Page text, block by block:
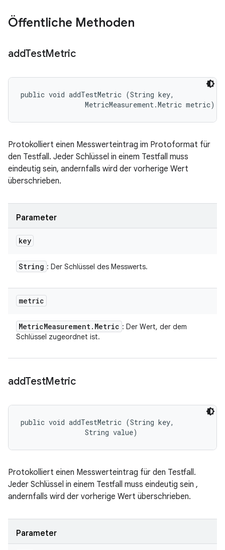
Öffentliche Methoden
addTestMetric
public void addTestMetric (String key,
                MetricMeasurement.Metric metric)
Protokolliert einen Messwerteintrag im Protoformat für
den Testfall. Jeder Schlüssel in einem Testfall muss
eindeutig sein, andernfalls wird der vorherige Wert
überschrieben.
Parameter
key
String : Der Schlüssel des Messwerts.
metric
MetricMeasurement. Metric : Der Wert, der dem
Schlüssel zugeordnet ist.
addTestMetric
public void addTestMetric (String key,
                String value)
Protokolliert einen Messwerteintrag für den Testfall.
Jeder Schlüssel in einem Testfall muss eindeutig sein ,
andernfalls wird der vorherige Wert überschrieben.
Parameter